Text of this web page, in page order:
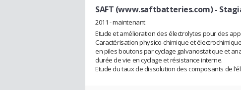
SAFT (www.saftbatteries.com)-
2011 - maintenant
Etude et amélioration des électrolytes pour des
Caractérisation physico-chimique et
en piles boutons par cyclage galvanostatique et
durée de vie en cyclage et résistance interne.
Etude du taux de dissolution des composants de